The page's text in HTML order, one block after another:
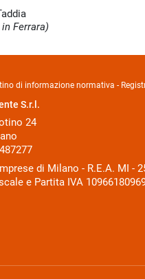
Ferrara)
di informazione normativa -
S.r.l.
24
di Milano - R.E.A. MI -
e Partita IVA